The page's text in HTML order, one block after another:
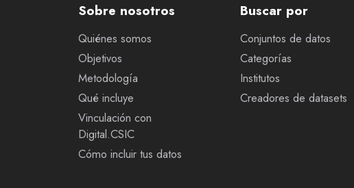
Sobre nosotros
Quiénes somos
Objetivos
Metodología
Qué incluye
Vinculación con
Digital.CSIC
Cómo incluir tus datos
Buscar por
Conjuntos de datos
Categorías
Institutos
Creadores de datasets